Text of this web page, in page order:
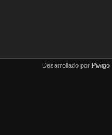
Desarrollado por Piwigo